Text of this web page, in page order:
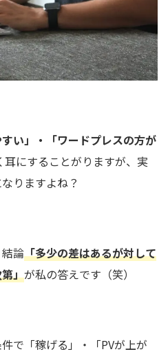
い」・「ワードプレスの方が
耳にすることがりますが、実
りますよね？
論「多少の差はあるが対して
」が私の答えです（笑）
で「稼げる」・「PVが上が